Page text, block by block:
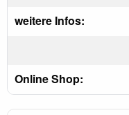
weitere Infos:
Online Shop: